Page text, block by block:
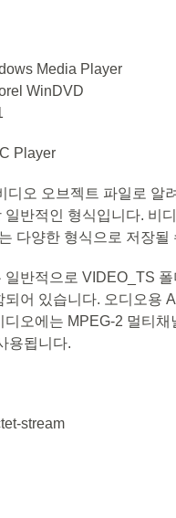
Media Player
WinDVD
Player
디오 오브젝트 파일로 알
일반적인 형식입니다. 비
다양한 형식으로 저장될
일반적으로 VIDEO_TS
되어 있습니다. 오디오용
디오에는 MPEG-2 멀티
용됩니다.
stream